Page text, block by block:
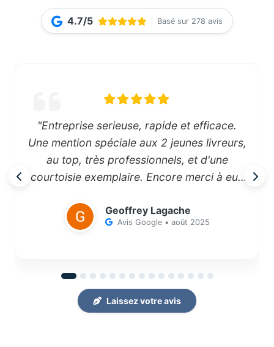
4.7/5 Basé sur 278 avis
"Entreprise serieuse, rapide et efficace.
Une mention spéciale aux 2 jeunes livreurs,
au top, très professionnels, et d'une
courtoisie exemplaire. Encore merci à eux
sourire."
Geoffrey Lagache
Avis Google • août 2025
Laissez votre avis